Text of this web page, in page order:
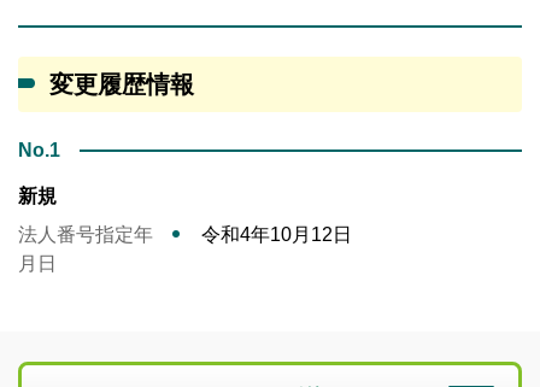
変更履歴情報
No.1
新規
法人番号指定年
月日
令和4年10月12日